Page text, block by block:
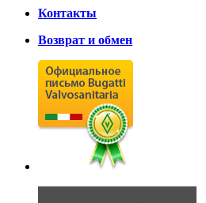
Контакты
Возврат и обмен